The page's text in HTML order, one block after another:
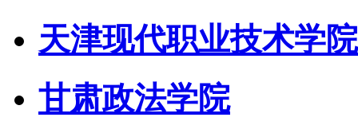
天津现代职业技术学院
甘肃政法学院